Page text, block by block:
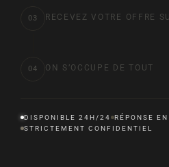
03 RECEVEZ VOTRE OFFRE
04 ON S’OCCUPE DE TOUT
DISPONIBLE 24H/24
RÉPONSE
STRICTEMENT CONFIDENTIEL